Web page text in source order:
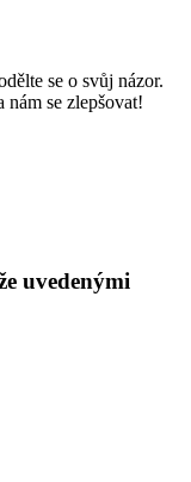
se o svůj názor.
nám se zlepšovat!
uvedenými